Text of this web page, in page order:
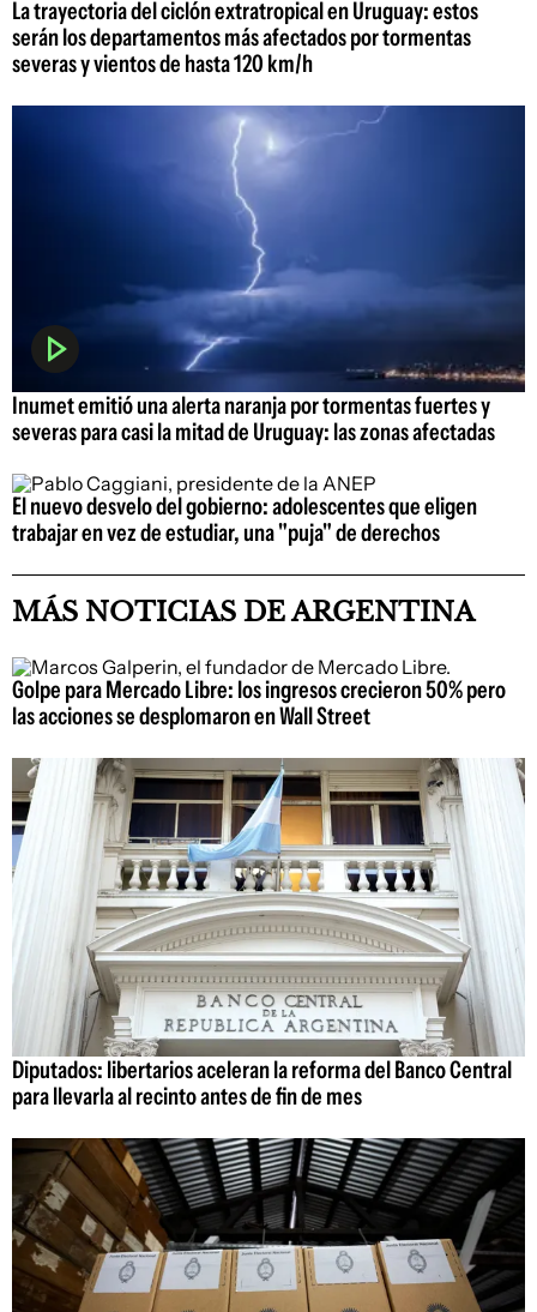
La trayectoria del ciclón extratropical en Uruguay: estos
serán los departamentos más afectados por tormentas
severas y vientos de hasta 120 km/h
Inumet emitió una alerta naranja por tormentas fuertes y
severas para casi la mitad de Uruguay: las zonas afectadas
El nuevo desvelo del gobierno: adolescentes que eligen
trabajar en vez de estudiar, una "puja" de derechos
MÁS NOTICIAS DE ARGENTINA
Golpe para Mercado Libre: los ingresos crecieron 50% pero
las acciones se desplomaron en Wall Street
Diputados: libertarios aceleran la reforma del Banco Central
para llevarla al recinto antes de fin de mes